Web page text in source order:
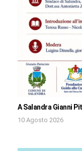
A Salandra Gianni
10 Agosto 2026